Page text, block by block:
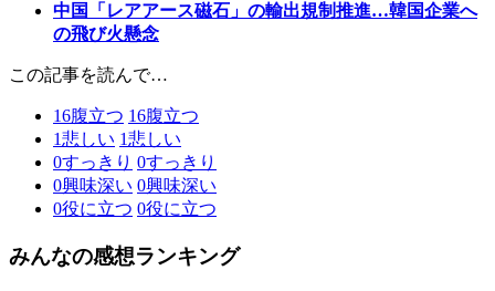
中国「レアアース磁石」の輸出規制推進…韓国企業へ
の飛び火懸念
この記事を読んで…
16腹立つ 16腹立つ
1悲しい 1悲しい
0すっきり 0すっきり
0興味深い 0興味深い
0役に立つ 0役に立つ
みんなの感想ランキング